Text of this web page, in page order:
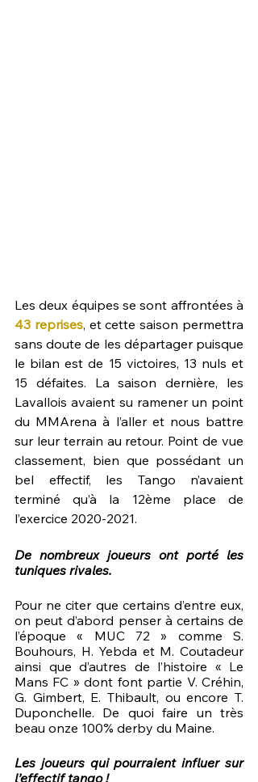
43 reprises, et cette saison permettra
sans doute de les départager puisque
le bilan est de 15 victoires, 13 nuls et
15 défaites. La saison dernière, les
Lavallois avaient su ramener un point
du MMArena à l’aller et nous battre
sur leur terrain au retour. Point de vue
classement, bien que possédant un
bel effectif, les Tango n’avaient
terminé qu’à la 12ème place de
l’exercice 2020-2021.
De nombreux joueurs ont porté les
tuniques rivales.
Pour ne citer que certains d’entre eux,
on peut d’abord penser à certains de
l’époque « MUC 72 » comme S.
Bouhours, H. Yebda et M. Coutadeur
ainsi que d’autres de l’histoire « Le
Mans FC » dont font partie V. Créhin,
G. Gimbert, E. Thibault, ou encore T.
Duponchelle. De quoi faire un très
beau onze 100% derby du Maine.
Les joueurs qui pourraient influer sur
l’effectif tango !